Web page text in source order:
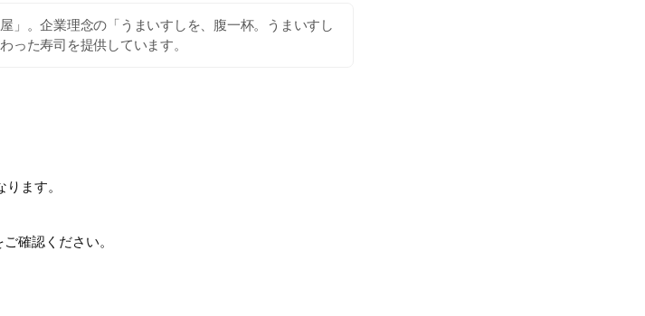
」。企業理念の「うまいすしを、腹一杯。うまいすし
った寿司を提供しています。
ます。
確認ください。